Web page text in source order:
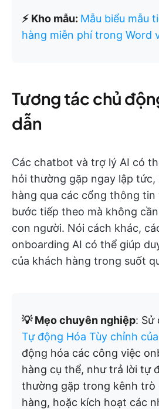
⚡ Kho mẫu: Mẫu biểu mẫu
hàng miễn phí trong Word
Tương tác chủ
dẫn
Các chatbot và trợ lý AI có
hỏi thường gặp ngay lập
hàng qua các cổng thông tin
bước tiếp theo mà không
con người. Nói cách khác,
onboarding AI có thể giúp
của khách hàng trong suốt
💡 Mẹo chuyên nghiệp: Sử
Tự động Hóa Tùy chỉnh
động hóa các công việc
hàng cụ thể, như trả lời tự
thường gặp trong kênh trò
hàng, hoặc kích hoạt các